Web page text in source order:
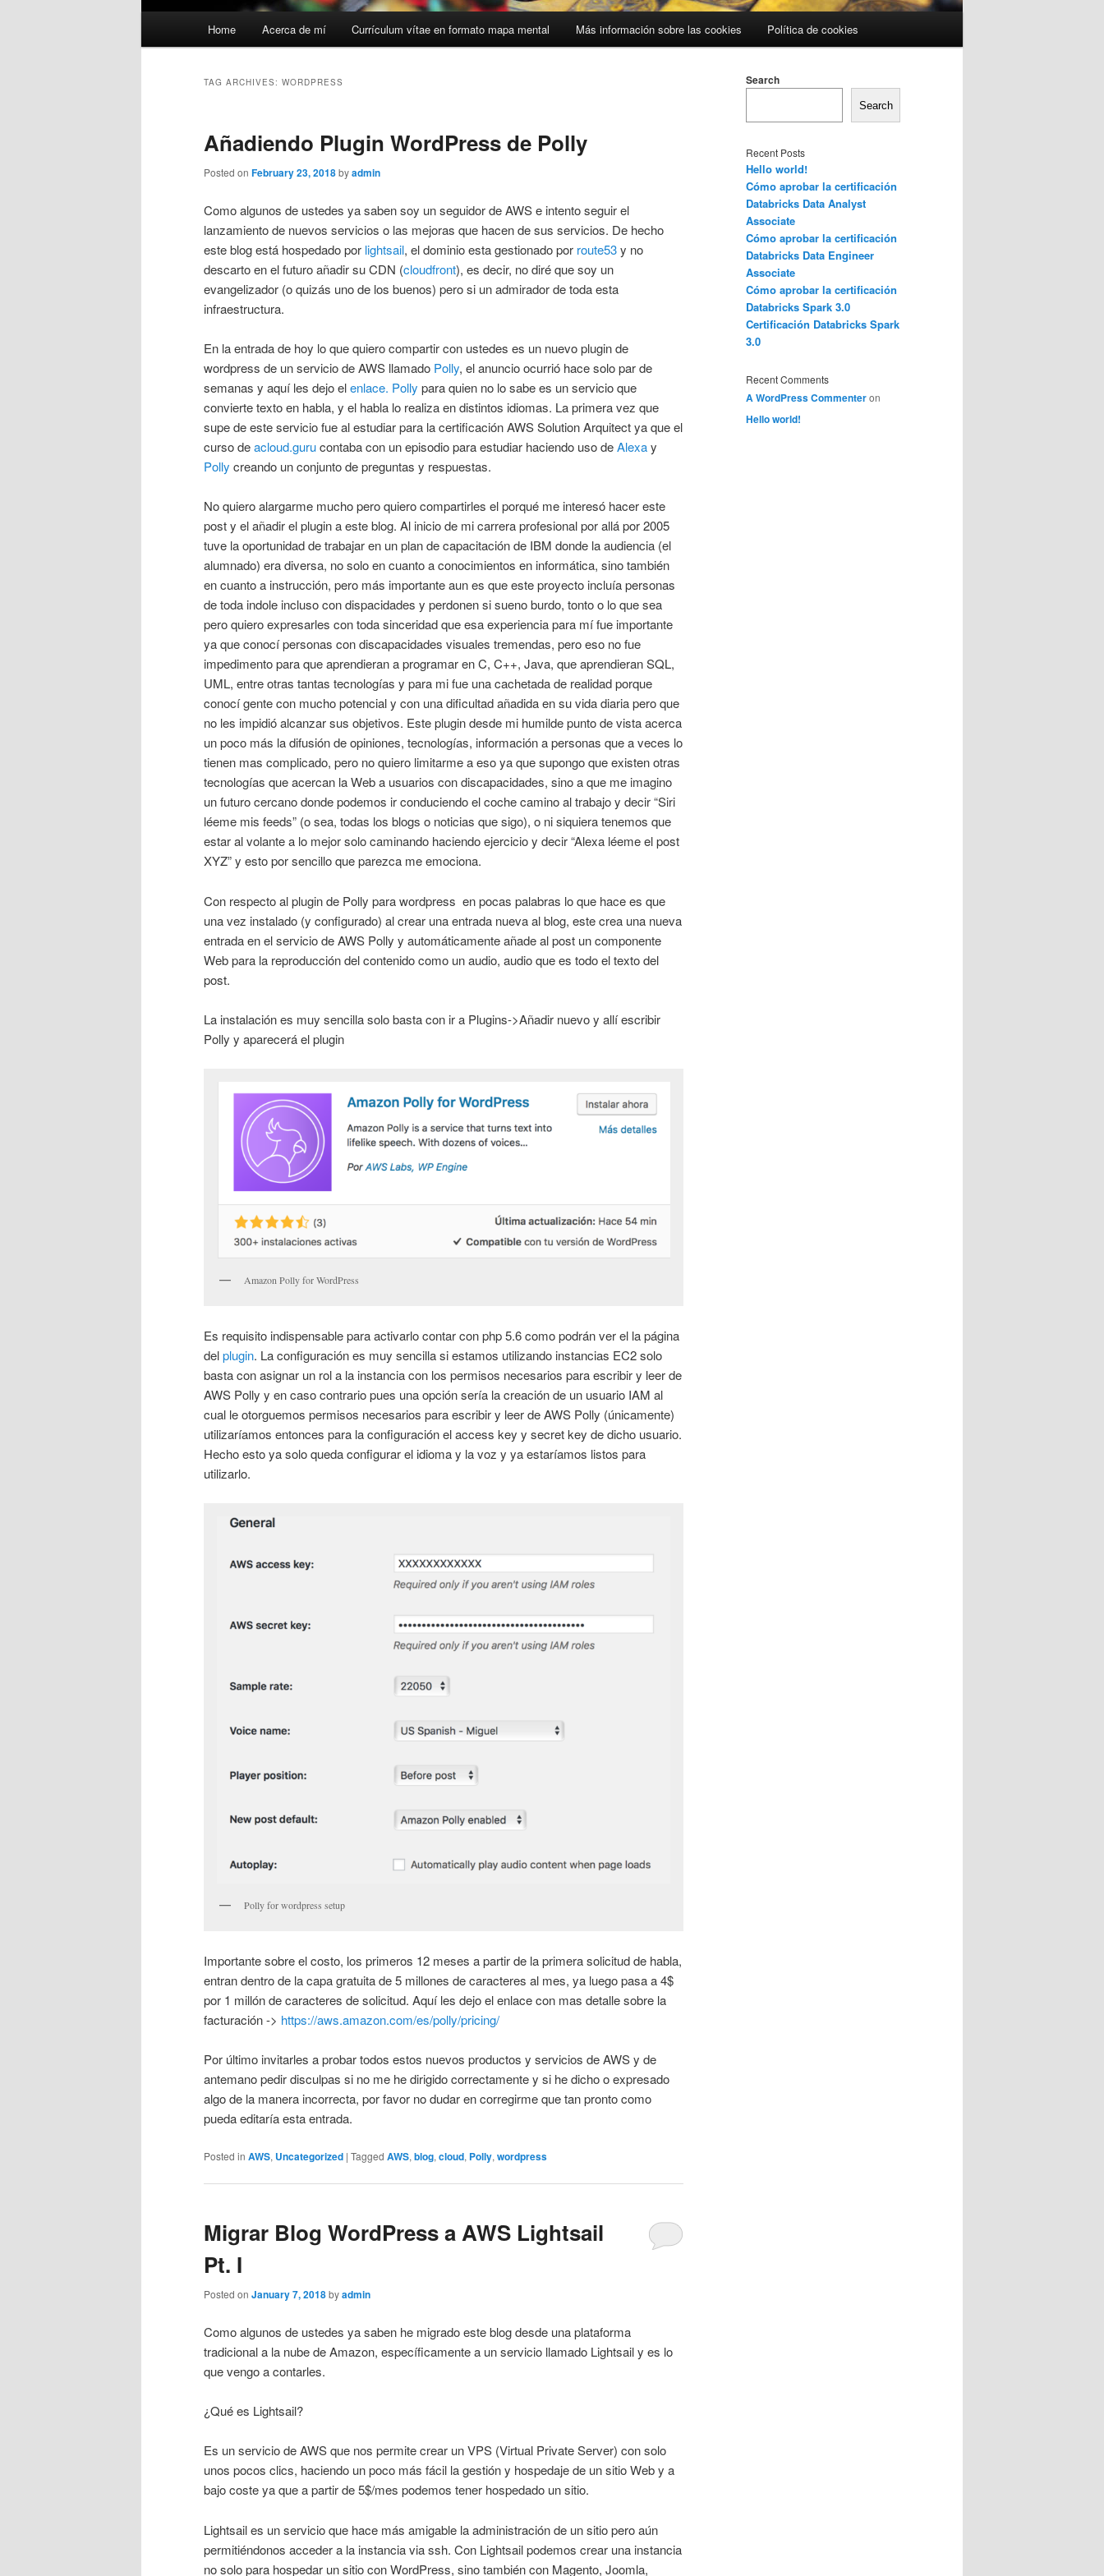
Home Acerca de mí Currículum vítae en formato mapa mental Más información sobre las cookies Política de cookies
TAG ARCHIVES: WORDPRESS
Añadiendo Plugin WordPress de Polly
Posted on February 23, 2018byadmin
Como algunos de ustedes ya saben soy un seguidor de AWS e intento seguir el
lanzamiento de nuevos servicios o las mejoras que hacen de sus servicios. De hecho
este blog está hospedado por lightsail, el dominio esta gestionado por route53y no
descarto en el futuro añadir su CDN (cloudfront), es decir, no diré que soy un
evangelizador (o quizás uno de los buenos) pero si un admirador de toda esta
infraestructura.
En la entrada de hoy lo que quiero compartir con ustedes es un nuevo plugin de
wordpress de un servicio de AWS llamado Polly, el anuncio ocurrió hace solo par de
semanas y aquí les dejo elenlace. Polly para quien no lo sabe es un servicio que
convierte texto en habla, y el habla lo realiza en distintos idiomas. La primera vez que
supe de este servicio fue al estudiar para la certificación AWS Solution Arquitect ya que el
curso deacloud.gurucontaba con un episodio para estudiar haciendo uso deAlexay
Polly creando un conjunto de preguntas y respuestas.
No quiero alargarme mucho pero quiero compartirles el porqué me interesó hacer este
post y el añadir el plugin a este blog. Al inicio de mi carrera profesional por allá por 2005
tuve la oportunidad de trabajar en un plan de capacitación de IBM donde la audiencia (el
alumnado) era diversa, no solo en cuanto a conocimientos en informática, sino también
en cuanto a instrucción, pero más importante aun es que este proyecto incluía personas
de toda indole incluso con dispacidades y perdonen si sueno burdo, tonto o lo que sea
pero quiero expresarles con toda sinceridad que esa experiencia para mí fue importante
ya que conocí personas con discapacidades visuales tremendas, pero eso no fue
impedimento para que aprendieran a programar en C, C++, Java, que aprendieran SQL,
UML, entre otras tantas tecnologías y para mi fue una cachetada de realidad porque
conocí gente con mucho potencial y con una dificultad añadida en su vida diaria pero que
no les impidió alcanzar sus objetivos. Este plugin desde mi humilde punto de vista acerca
un poco más la difusión de opiniones, tecnologías, información a personas que a veces lo
tienen mas complicado, pero no quiero limitarme a eso ya que supongo que existen otras
tecnologías que acercan la Web a usuarios con discapacidades, sino a que me imagino
un futuro cercano donde podemos ir conduciendo el coche camino al trabajo y decir “Siri
léeme mis feeds” (o sea, todas los blogs o noticias que sigo), o ni siquiera tenemos que
estar al volante a lo mejor solo caminando haciendo ejercicio y decir “Alexa léeme el post
XYZ” y esto por sencillo que parezca me emociona.
Con respecto al plugin de Polly para wordpress en pocas palabras lo que hace es que
una vez instalado (y configurado) al crear una entrada nueva al blog, este crea una nueva
entrada en el servicio de AWS Polly y automáticamente añade al post un componente
Web para la reproducción del contenido como un audio, audio que es todo el texto del
post.
La instalación es muy sencilla solo basta con ir a Plugins->Añadir nuevo y allí escribir
Polly y aparecerá el plugin
Amazon Polly for WordPress
Es requisito indispensable para activarlo contar con php 5.6 como podrán ver el la página
delplugin. La configuración es muy sencilla si estamos utilizando instancias EC2 solo
basta con asignar un rol a la instancia con los permisos necesarios para escribir y leer de
AWS Polly y en caso contrario pues una opción sería la creación de un usuario IAM al
cual le otorguemos permisos necesarios para escribir y leer de AWS Polly (únicamente)
utilizaríamos entonces para la configuración el access key y secret key de dicho usuario.
Hecho esto ya solo queda configurar el idioma y la voz y ya estaríamos listos para
utilizarlo.
Polly for wordpress setup
Importante sobre el costo, los primeros 12 meses a partir de la primera solicitud de habla,
entran dentro de la capa gratuita de 5 millones de caracteres al mes, ya luego pasa a 4$
por 1 millón de caracteres de solicitud. Aquí les dejo el enlace con mas detalle sobre la
facturación -> https://aws.amazon.com/es/polly/pricing/
Por último invitarles a probar todos estos nuevos productos y servicios de AWS y de
antemano pedir disculpas si no me he dirigido correctamente y si he dicho o expresado
algo de la manera incorrecta, por favor no dudar en corregirme que tan pronto como
pueda editaría esta entrada.
Posted in AWS, Uncategorized | Tagged AWS, blog, cloud, Polly, wordpress
Migrar Blog WordPress a AWS Lightsail
Pt. I
Posted on January 7, 2018byadmin
Como algunos de ustedes ya saben he migrado este blog desde una plataforma
tradicional a la nube de Amazon, específicamente a un servicio llamado Lightsail y es lo
que vengo a contarles.
¿Qué es Lightsail?
Es un servicio de AWS que nos permite crear un VPS (Virtual Private Server) con solo
unos pocos clics, haciendo un poco más fácil la gestión y hospedaje de un sitio Web y a
bajo coste ya que a partir de 5$/mes podemos tener hospedado un sitio.
Lightsail es un servicio que hace más amigable la administración de un sitio pero aún
permitiéndonos acceder a la instancia via ssh. Con Lightsail podemos crear una instancia
no solo para hospedar un sitio con WordPress, sino también con Magento, Joomla,
Search
Search
Recent Posts
Hello world!
Cómo aprobar la certificación
Databricks Data Analyst
Associate
Cómo aprobar la certificación
Databricks Data Engineer
Associate
Cómo aprobar la certificación
Databricks Spark 3.0
Certificación Databricks Spark
3.0
Recent Comments
A WordPress Commenteron
Hello world!